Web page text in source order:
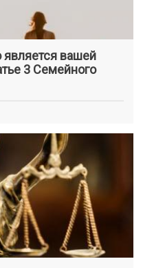
вашей
3 Семейного